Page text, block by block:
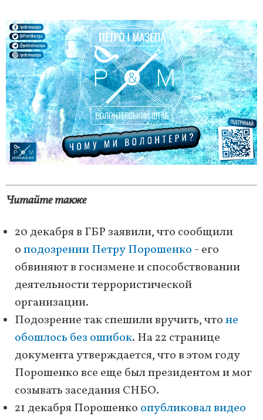
Читайте также
20 декабря в ГБР заявили, что сообщили
оподозрении Петру Порошенко - его
обвиняют в госизмене и способствовании
деятельности террористической
организации.
Подозрение так спешили вручить, чтоне
обошлось без ошибок. На 22 странице
документа утверждается, что в этом году
Порошенко все еще был президентом и мог
созывать заседания СНБО.
21 декабря Порошенко опубликовал видео